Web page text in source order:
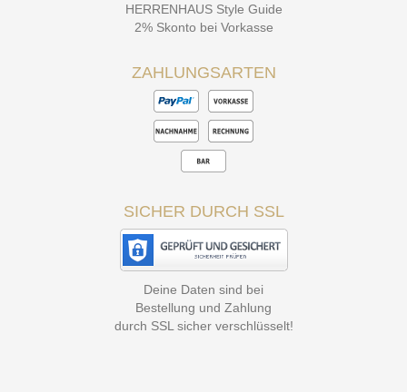
HERRENHAUS Style Guide
2% Skonto bei Vorkasse
ZAHLUNGSARTEN
SICHER DURCH SSL
Deine Daten sind bei
Bestellung und Zahlung
durch SSL sicher verschlüsselt!